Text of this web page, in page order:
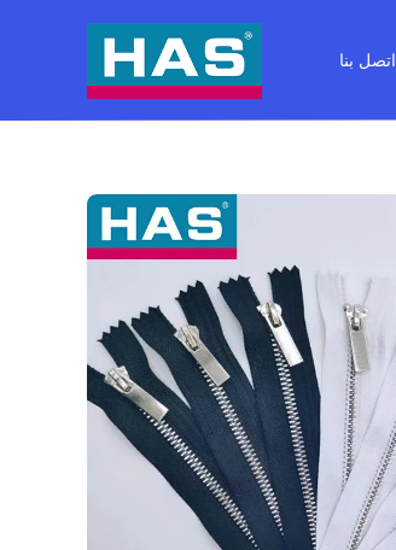
اتصل بنا